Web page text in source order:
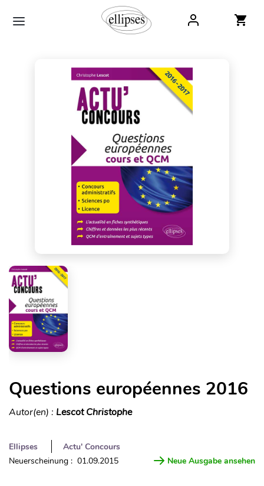
Questions européennes 2016
Autor(en) : Lescot Christophe
Ellipses
Actu' Concours
Neuerscheinung : 01.09.2015
Neue Ausgabe ansehen